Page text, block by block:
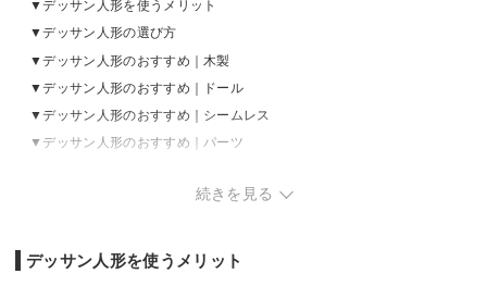
デッサン人形を使うメリット
デッサン人形の選び方
デッサン人形のおすすめ｜木製
デッサン人形のおすすめ｜ドール
デッサン人形のおすすめ｜シームレス
デッサン人形のおすすめ｜パーツ
続きを見る
デッサン人形を使うメリット